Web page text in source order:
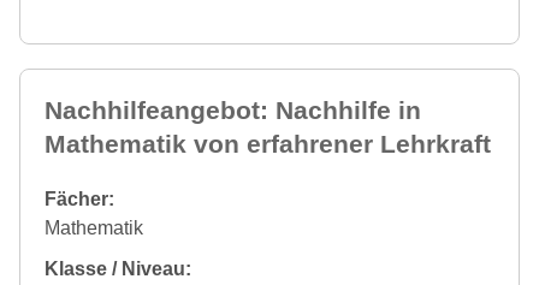
Nachhilfeangebot: Nachhilfe in
Mathematik von erfahrener Lehrkraft
Fächer:
Mathematik
Klasse / Niveau: